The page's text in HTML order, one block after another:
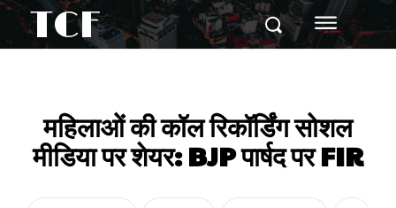
TCF
महिलाओं की कॉल रिकॉर्डिंग सोशल
मीडिया पर शेयर: BJP पार्षद पर FIR